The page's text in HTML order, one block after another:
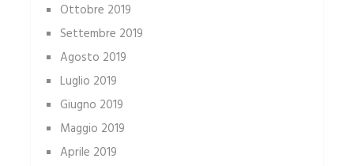
Ottobre 2019
Settembre 2019
Agosto 2019
Luglio 2019
Giugno 2019
Maggio 2019
Aprile 2019